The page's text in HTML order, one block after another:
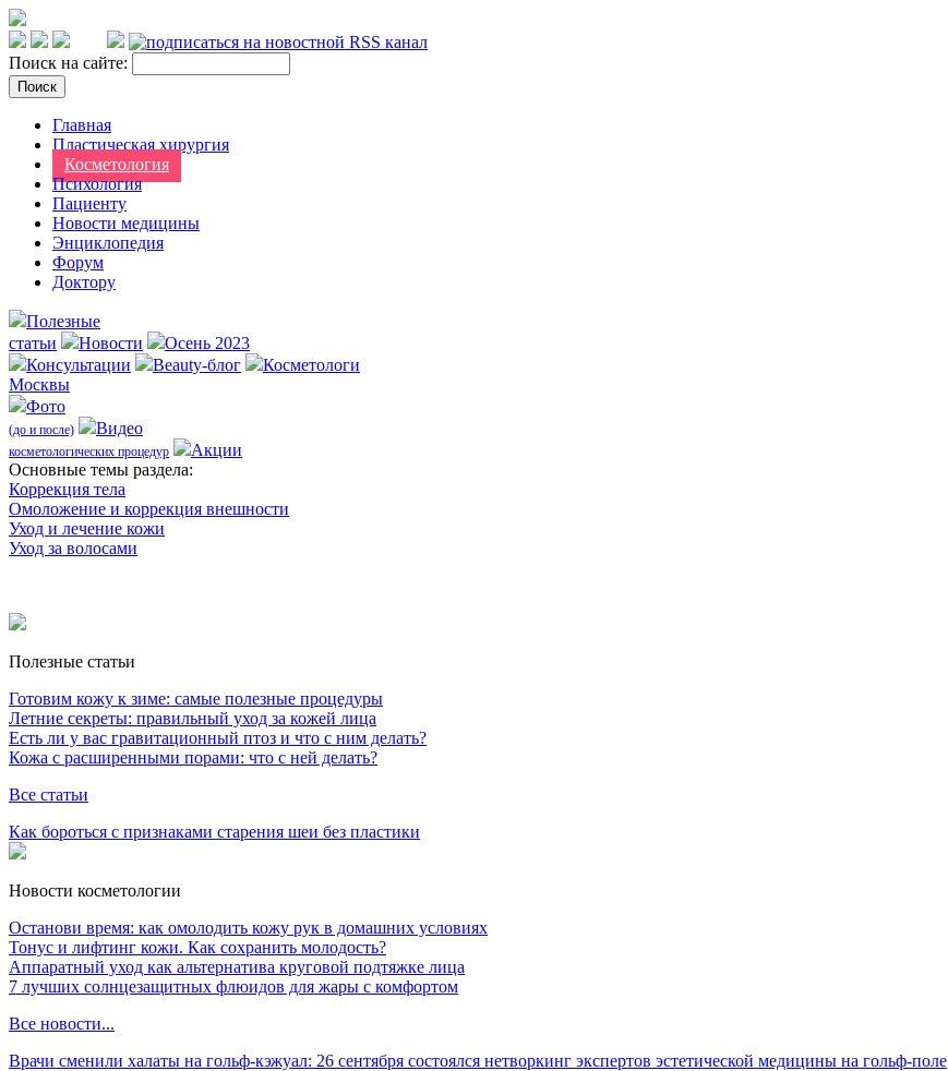
Поиск на сайте:
Главная
Пластическая хирургия
Косметология
Психология
Пациенту
Новости медицины
Энциклопедия
Форум
Доктору
Полезные
статьи
Новости
Осень 2023
Консультации
Beauty-блог
Косметологи
Москвы
Фото
(до и после) Видео
косметологических процедур
Акции
Оcновные темы раздела:
Коррекция тела
Омоложение и коррекция внешности
Уход и лечение кожи
Уход за волосами
Полезные статьи
Готовим кожу к зиме: самые полезные процедуры
Летние секреты: правильный уход за кожей лица
Есть ли у вас гравитационный птоз и что с ним делать?
Кожа с расширенными порами: что с ней делать?
Все статьи
Как бороться с признаками старения шеи без пластики
Новости косметологии
Останови время: как омолодить кожу рук в домашних условиях
Тонус и лифтинг кожи. Как сохранить молодость?
Аппаратный уход как альтернатива круговой подтяжке лица
7 лучших солнцезащитных флюидов для жары с комфортом
Все новости...
Врачи сменили халаты на гольф-кэжуал: 26 сентября состоялся нетворкинг экспертов эстетической медицины на гольф-поле